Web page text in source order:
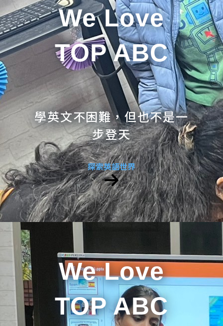
We Love
TOP ABC
學英文不困難，但也不是一
步登天
探索英語世界
We Love
TOP ABC